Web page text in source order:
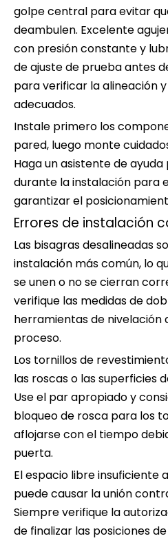
golpe central para evitar
deambulen. Excelente
con presión constante y
de ajuste de prueba antes
para verificar la alineación
adecuados.
Instale primero los
pared, luego monte
Haga un asistente de
durante la instalación para
garantizar el
Errores de instalación
Las bisagras desalineadas
instalación más común, lo
se unen o no se cierran
verifique las medidas de
herramientas de nivelación
proceso.
Los tornillos de
las roscas o las superficies
Use el par apropiado y
bloqueo de rosca para los
aflojarse con el tiempo
puerta.
El espacio libre insuficiente
puede causar la unión
Siempre verifique la
de finalizar las posiciones